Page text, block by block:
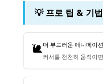
💡 프로 팁 & 기법
🐌더 부드러운 애니메이
커서를 천천히 움직이